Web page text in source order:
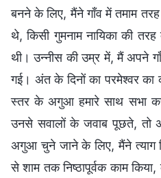
बनने के लिए, मैंने गाँव में तमाम
थे, किसी गुमनाम नायिका की
थी। उन्नीस की उम्र में, मैं अपने
गई। अंत के दिनों का परमेश्वर का
स्तर के अगुआ हमारे साथ सभा
उनसे सवालों के जवाब पूछते, तो
अगुआ चुने जाने के लिए, मैंने त्याग
से शाम तक निष्ठापूर्वक काम